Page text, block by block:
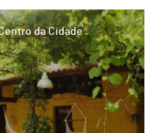
da Cidade